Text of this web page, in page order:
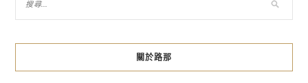
關於路那